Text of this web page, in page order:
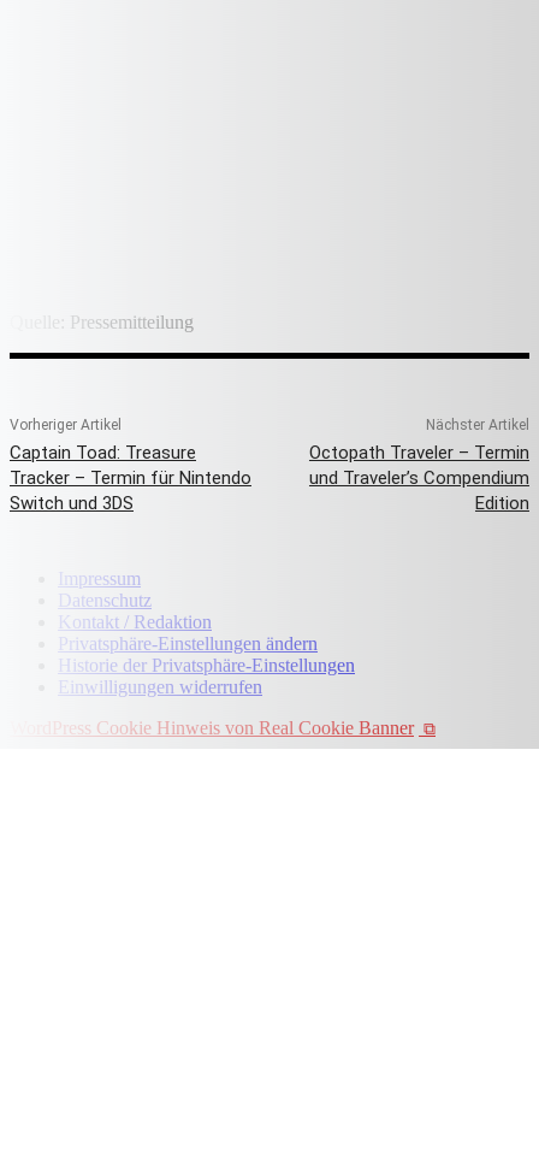
Quelle: Pressemitteilung
Vorheriger Artikel
Captain Toad: Treasure
Tracker – Termin für Nintendo
Switch und 3DS
Nächster Artikel
Octopath Traveler – Termin
und Traveler’s Compendium
Edition
Impressum
Datenschutz
Kontakt / Redaktion
Privatsphäre-Einstellungen ändern
Historie der Privatsphäre-Einstellungen
Einwilligungen widerrufen
WordPress Cookie Hinweis von Real Cookie Banner